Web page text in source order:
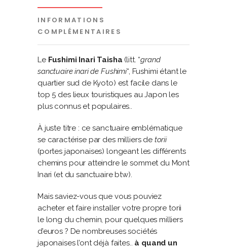
INFORMATIONS
COMPLÉMENTAIRES
Le Fushimi Inari Taisha (litt. “grand
sanctuaire inari de Fushimi“, Fushimi étant le
quartier sud de Kyoto) est facile dans le
top 5 des lieux touristiques au Japon les
plus connus et populaires..
À juste titre : ce sanctuaire emblématique
se caractérise par des milliers de torii
(portes japonaises) longeant les différents
chemins pour atteindre le sommet du Mont
Inari (et du sanctuaire btw).
Mais saviez-vous que vous pouviez
acheter et faire installer votre propre torii
le long du chemin, pour quelques milliers
d’euros ? De nombreuses sociétés
japonaises l’ont déjà faites.. à quand un